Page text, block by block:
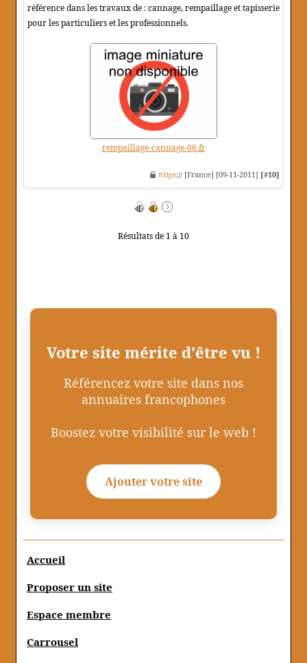
référence dans les travaux de : cannage, rempaillage et tapisserie
pour les particuliers et les professionnels.
rempaillage-cannage-06.fr
https:// [France] [09-11-2011] [#10]
Résultats de 1 à 10
Votre site mérite d'être vu !
Référencez votre site dans nos
annuaires francophones
Boostez votre visibilité sur le web !
Ajouter votre site
Accueil
Proposer un site
Espace membre
Carrousel